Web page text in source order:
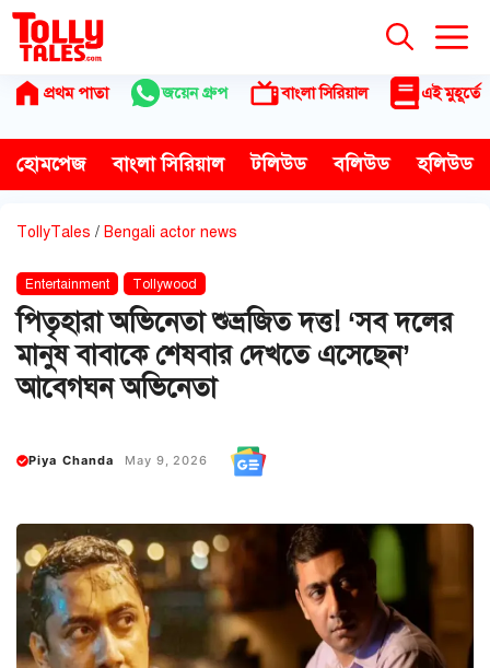
Skip
content
প্রথম পাতা জয়েন গ্রুপ বাংলা সিরিয়াল এই মুহূর্তে
হোমপেজ বাংলা সিরিয়াল টলিউড বলিউড হলিউড
TollyTales / Bengali actor news
Entertainment Tollywood
পিতৃহারা অভিনেতা শুভ্রজিত দত্ত! ‘সব দলের
মানুষ বাবাকে শেষবার দেখতে এসেছেন’
আবেগঘন অভিনেতা
Piya Chanda May 9, 2026